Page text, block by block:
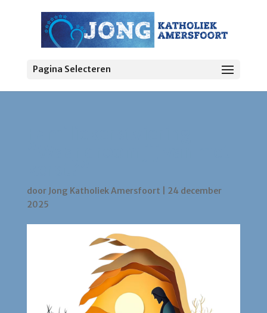
Pagina Selecteren
door Jong Katholiek Amersfoort
24 december
2025